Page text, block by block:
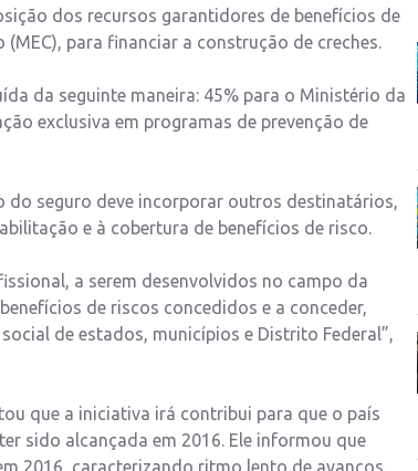
dos recursos garantidores de benefícios de
para financiar a construção de creches.
da seguinte maneira: 45% para o Ministério da
exclusiva em programas de prevenção de
do seguro deve incorporar outros destinatários,
e à cobertura de benefícios de risco.
a serem desenvolvidos no campo da
de riscos concedidos e a conceder,
de estados, municípios e Distrito Federal”,
que a iniciativa irá contribui para que o país
sido alcançada em 2016. Ele informou que
2016, caracterizando ritmo lento de avanços.